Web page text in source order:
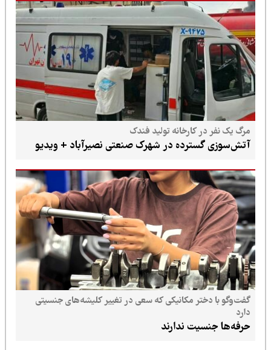
مرگ یک نفر در کارخانه تولید فندک
آتش‌سوزی گسترده در شهرک صنعتی نصیرآباد + ویدیو
گفت‌وگو با دختر مکانیکی که سعی در تغییر کلیشه‌های جنسیتی
حرفه‌ها جنسیت ندارند